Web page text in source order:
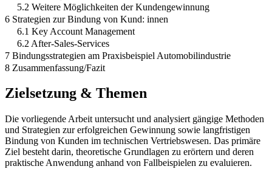
5.2 Weitere Möglichkeiten der Kundengewinnung
6 Strategien zur Bindung von Kund: innen
6.1 Key Account Management
6.2 After-Sales-Services
7 Bindungsstrategien am Praxisbeispiel Automobilindustrie
8 Zusammenfassung/Fazit
Zielsetzung & Themen
Die vorliegende Arbeit untersucht und analysiert gängige Methoden
und Strategien zur erfolgreichen Gewinnung sowie langfristigen
Bindung von Kunden im technischen Vertriebswesen. Das primäre
Ziel besteht darin, theoretische Grundlagen zu erörtern und deren
praktische Anwendung anhand von Fallbeispielen zu evaluieren.